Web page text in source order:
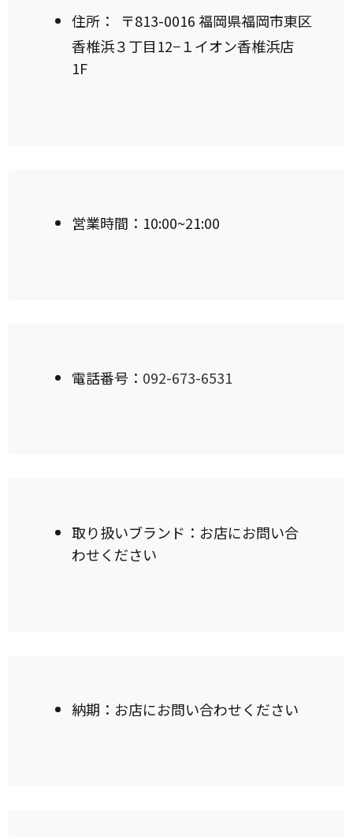
住所：
〒813-0016 福岡県福岡市東区
香椎浜３丁目12−１イオン香椎浜店
1F
営業時間：10:00~21:00
電話番号： 092-673-6531
取り扱いブランド：お店にお問い合
わせください
納期：お店にお問い合わせください